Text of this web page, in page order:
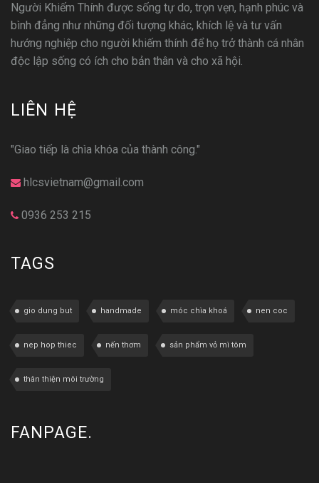
Người Khiếm Thính được sống tự do, trọn vẹn, hạnh phúc và
bình đẳng như những đối tượng khác, khích lệ và tư vấn
hướng nghiệp cho người khiếm thính để họ trở thành cá nhân
độc lập sống có ích cho bản thân và cho xã hội.
LIÊN HỆ
"Giao tiếp là chìa khóa của thành công."
hlcsvietnam@gmail.com
0936 253 215
TAGS
gio dung but handmade móc chìa khoá nen coc
nep hop thiec nến thơm sản phẩm vỏ mì tôm
thân thiện môi trường
FANPAGE.